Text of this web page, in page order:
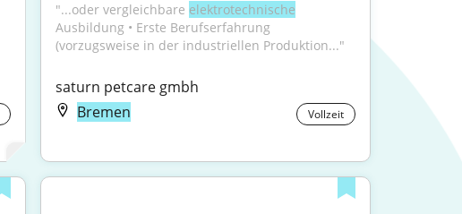
"...oder vergleichbare elektrotechnische
Ausbildung • Erste Berufserfahrung
(vorzugsweise in der industriellen Produktion..."
saturn petcare gmbh
Bremen
Vollzeit